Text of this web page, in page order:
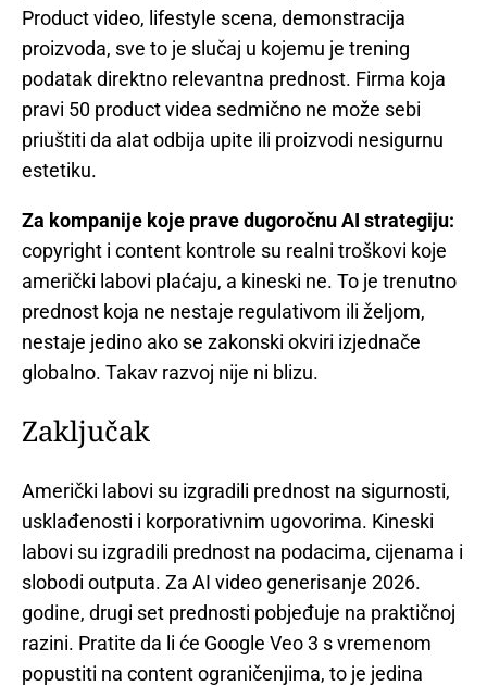
Product video, lifestyle scena, demonstracija
proizvoda, sve to je slučaj u kojemu je trening
podatak direktno relevantna prednost. Firma koja
pravi 50 product videa sedmično ne može sebi
priuštiti da alat odbija upite ili proizvodi nesigurnu
estetiku.
Za kompanije koje prave dugoročnu AI strategiju:
copyright i content kontrole su realni troškovi koje
američki labovi plaćaju, a kineski ne. To je trenutno
prednost koja ne nestaje regulativom ili željom,
nestaje jedino ako se zakonski okviri izjednače
globalno. Takav razvoj nije ni blizu.
Zaključak
Američki labovi su izgradili prednost na sigurnosti,
usklađenosti i korporativnim ugovorima. Kineski
labovi su izgradili prednost na podacima, cijenama i
slobodi outputa. Za AI video generisanje 2026.
godine, drugi set prednosti pobjeđuje na praktičnoj
razini. Pratite da li će Google Veo 3 s vremenom
popustiti na content ograničenjima, to je jedina